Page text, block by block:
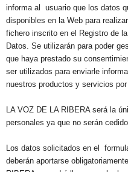
informa al usuario que los datos
disponibles en la Web para
fichero inscrito en el Registro de
Datos. Se utilizarán para poder
que haya prestado su
ser utilizados para enviarle
nuestros productos y servicios
LA VOZ DE LA RIBERA será la
personales ya que no serán
Los datos solicitados en el
deberán aportarse